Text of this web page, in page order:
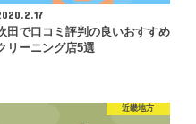
田で口コミ評判の良いおすすめ
リーニング店5選
近畿地方